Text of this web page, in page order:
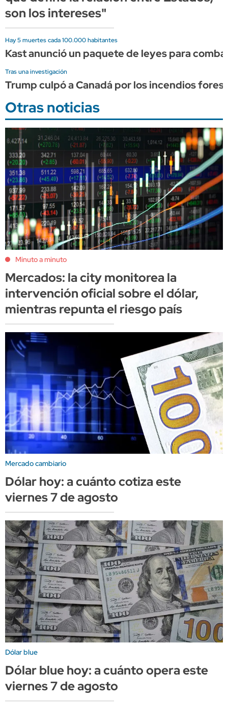
son los intereses"
Hay 5 muertes cada 100.000 habitantes
Kast anunció un paquete de leyes para
Tras una investigación
Trump culpó a Canadá por los incendios
Otras noticias
Minuto a minuto
Mercados: la city monitorea la
intervención oficial sobre el dólar,
mientras repunta el riesgo país
Mercado cambiario
Dólar hoy: a cuánto cotiza este
viernes 7 de agosto
Dólar blue
Dólar blue hoy: a cuánto opera este
viernes 7 de agosto